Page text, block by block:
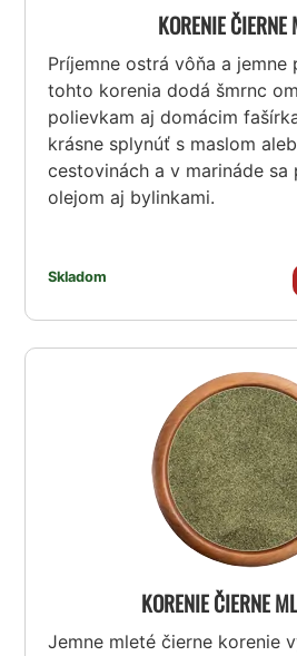
KORENIE ČIERNE
Príjemne ostrá vôňa a jemne
tohto korenia dodá šmrnc
polievkam aj domácim
krásne splynúť s maslom
cestovinách a v marináde sa
olejom aj bylinkami.
Skladom
KORENIE ČIERNE
Jemne mleté čierne korenie